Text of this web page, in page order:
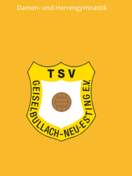
Damen- und Herrengymnastik